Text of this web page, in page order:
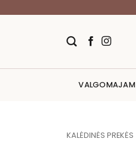
VALGOMAJAM
KALĖDINĖS PREKĖS